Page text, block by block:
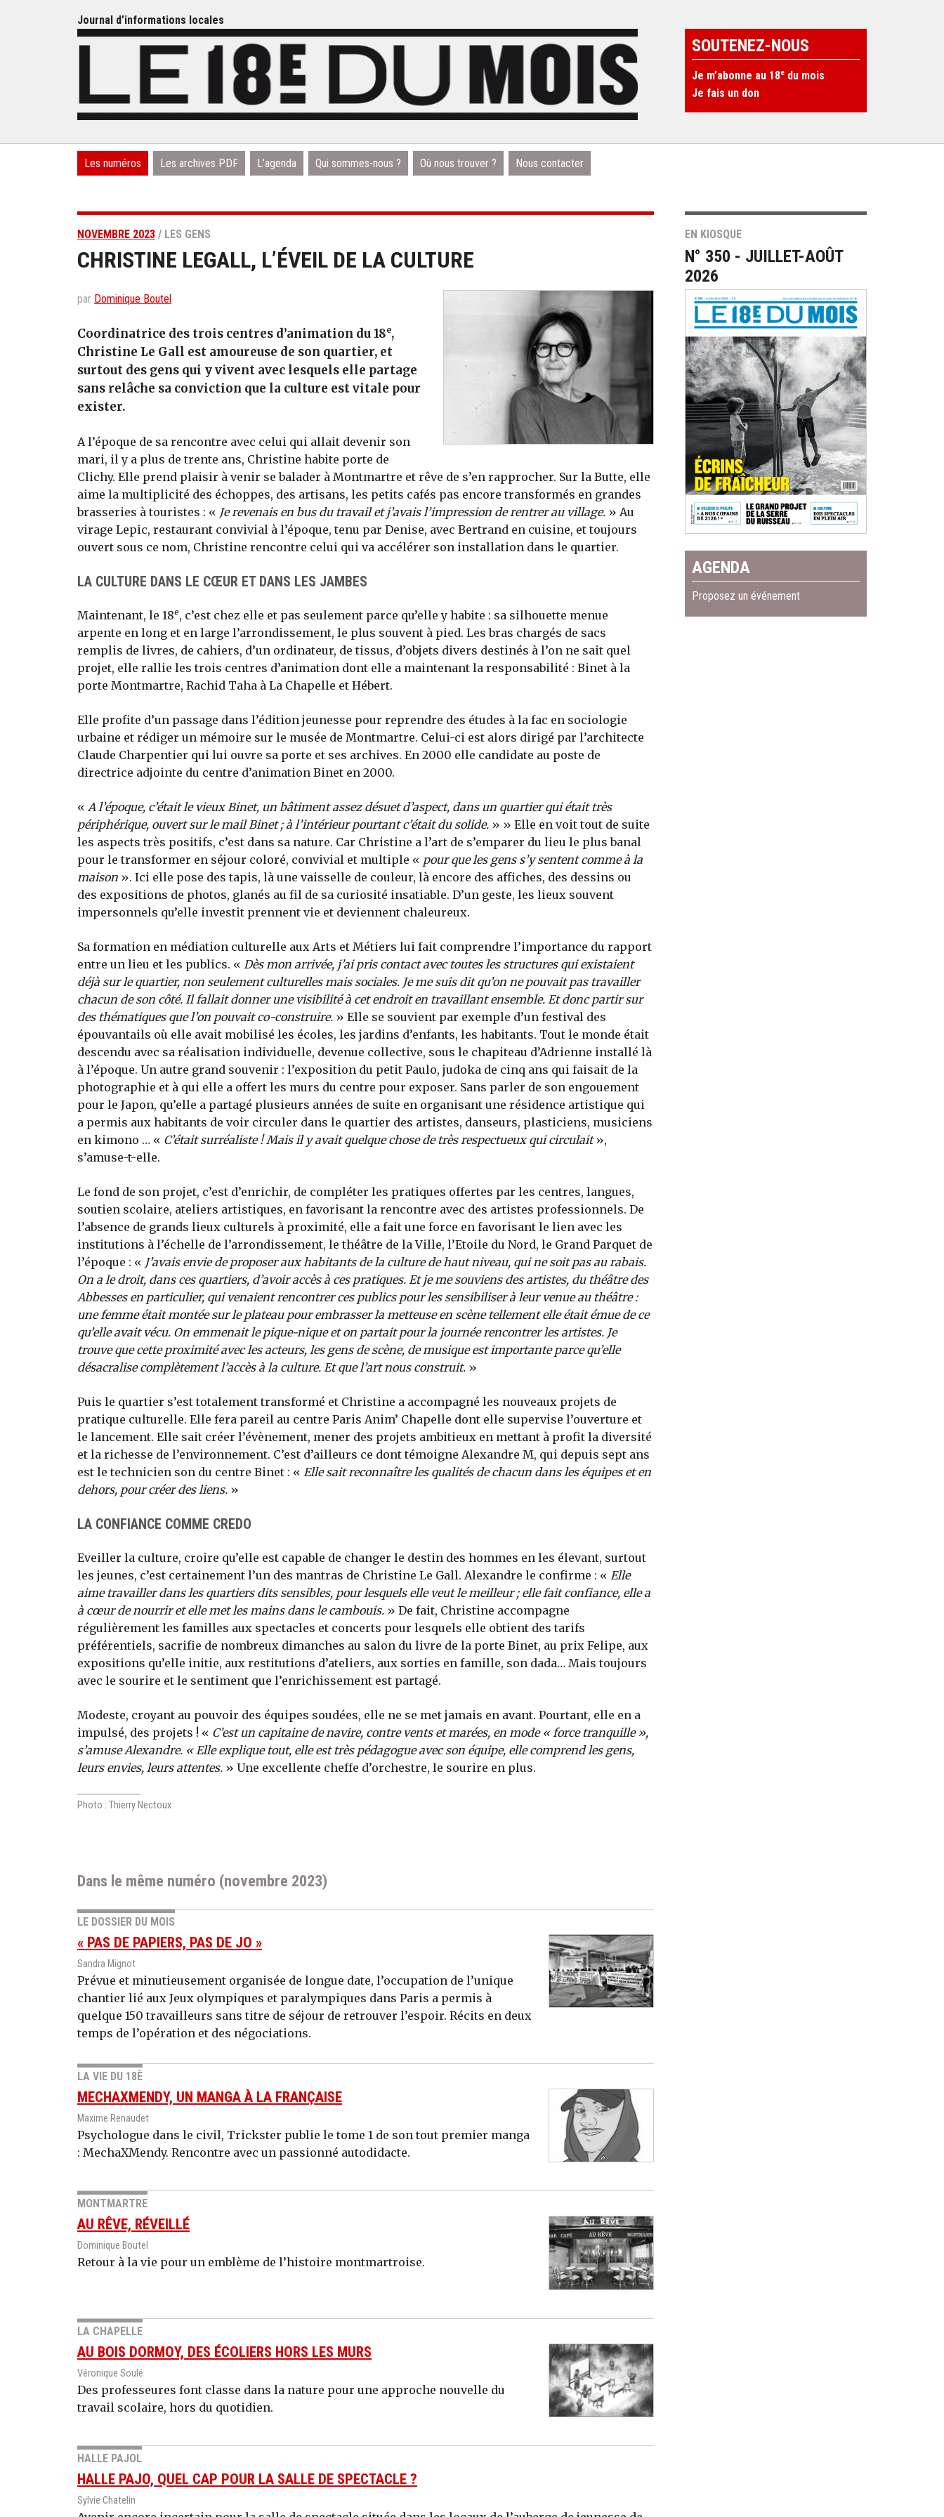
Journal d’informations locales
SOUTENEZ-NOUS
Je m’abonne au 18e du mois
Je fais un don
Les numéros Les archives PDF L’agenda Qui sommes-nous ? Où nous trouver ? Nous contacter
NOVEMBRE 2023 / LES GENS
CHRISTINE LEGALL, L’ÉVEIL DE LA CULTURE
par Dominique Boutel
Coordinatrice des trois centres d’animation du 18e,
Christine Le Gall est amoureuse de son quartier, et
surtout des gens qui y vivent avec lesquels elle partage
sans relâche sa conviction que la culture est vitale pour
exister.
A l’époque de sa rencontre avec celui qui allait devenir son
mari, il y a plus de trente ans, Christine habite porte de
Clichy. Elle prend plaisir à venir se balader à Montmartre et rêve de s’en rapprocher. Sur la Butte, elle
aime la multiplicité des échoppes, des artisans, les petits cafés pas encore transformés en grandes
brasseries à touristes : « Je revenais en bus du travail et j’avais l’impression de rentrer au village. » Au
virage Lepic, restaurant convivial à l’époque, tenu par Denise, avec Bertrand en cuisine, et toujours
ouvert sous ce nom, Christine rencontre celui qui va accélérer son installation dans le quartier.
LA CULTURE DANS LE CŒUR ET DANS LES JAMBES
Maintenant, le 18e, c’est chez elle et pas seulement parce qu’elle y habite : sa silhouette menue
arpente en long et en large l’arrondissement, le plus souvent à pied. Les bras chargés de sacs
remplis de livres, de cahiers, d’un ordinateur, de tissus, d’objets divers destinés à l’on ne sait quel
projet, elle rallie les trois centres d’animation dont elle a maintenant la responsabilité : Binet à la
porte Montmartre, Rachid Taha à La Chapelle et Hébert.
Elle profite d’un passage dans l’édition jeunesse pour reprendre des études à la fac en sociologie
urbaine et rédiger un mémoire sur le musée de Montmartre. Celui-ci est alors dirigé par l’architecte
Claude Charpentier qui lui ouvre sa porte et ses archives. En 2000 elle candidate au poste de
directrice adjointe du centre d’animation Binet en 2000.
« A l’époque, c’était le vieux Binet, un bâtiment assez désuet d’aspect, dans un quartier qui était très
périphérique, ouvert sur le mail Binet ; à l’intérieur pourtant c’était du solide. » » Elle en voit tout de suite
les aspects très positifs, c’est dans sa nature. Car Christine a l’art de s’emparer du lieu le plus banal
pour le transformer en séjour coloré, convivial et multiple « pour que les gens s’y sentent comme à la
maison ». Ici elle pose des tapis, là une vaisselle de couleur, là encore des affiches, des dessins ou
des expositions de photos, glanés au fil de sa curiosité insatiable. D’un geste, les lieux souvent
impersonnels qu’elle investit prennent vie et deviennent chaleureux.
Sa formation en médiation culturelle aux Arts et Métiers lui fait comprendre l’importance du rapport
entre un lieu et les publics. « Dès mon arrivée, j’ai pris contact avec toutes les structures qui existaient
déjà sur le quartier, non seulement culturelles mais sociales. Je me suis dit qu’on ne pouvait pas travailler
chacun de son côté. Il fallait donner une visibilité à cet endroit en travaillant ensemble. Et donc partir sur
des thématiques que l’on pouvait co-construire. » Elle se souvient par exemple d’un festival des
épouvantails où elle avait mobilisé les écoles, les jardins d’enfants, les habitants. Tout le monde était
descendu avec sa réalisation individuelle, devenue collective, sous le chapiteau d’Adrienne installé là
à l’époque. Un autre grand souvenir : l’exposition du petit Paulo, judoka de cinq ans qui faisait de la
photographie et à qui elle a offert les murs du centre pour exposer. Sans parler de son engouement
pour le Japon, qu’elle a partagé plusieurs années de suite en organisant une résidence artistique qui
a permis aux habitants de voir circuler dans le quartier des artistes, danseurs, plasticiens, musiciens
en kimono … « C’était surréaliste ! Mais il y avait quelque chose de très respectueux qui circulait»,
s’amuse-t-elle.
Le fond de son projet, c’est d’enrichir, de compléter les pratiques offertes par les centres, langues,
soutien scolaire, ateliers artistiques, en favorisant la rencontre avec des artistes professionnels. De
l’absence de grands lieux culturels à proximité, elle a fait une force en favorisant le lien avec les
institutions à l’échelle de l’arrondissement, le théâtre de la Ville, l’Etoile du Nord, le Grand Parquet de
l’époque : « J’avais envie de proposer aux habitants de la culture de haut niveau, qui ne soit pas au rabais.
On a le droit, dans ces quartiers, d’avoir accès à ces pratiques. Et je me souviens des artistes, du théâtre des
Abbesses en particulier, qui venaient rencontrer ces publics pour les sensibiliser à leur venue au théâtre :
une femme était montée sur le plateau pour embrasser la metteuse en scène tellement elle était émue de ce
qu’elle avait vécu. On emmenait le pique-nique et on partait pour la journée rencontrer les artistes. Je
trouve que cette proximité avec les acteurs, les gens de scène, de musique est importante parce qu’elle
désacralise complètement l’accès à la culture. Et que l’art nous construit. »
Puis le quartier s’est totalement transformé et Christine a accompagné les nouveaux projets de
pratique culturelle. Elle fera pareil au centre Paris Anim’ Chapelle dont elle supervise l’ouverture et
le lancement. Elle sait créer l’évènement, mener des projets ambitieux en mettant à profit la diversité
et la richesse de l’environnement. C’est d’ailleurs ce dont témoigne Alexandre M, qui depuis sept ans
est le technicien son du centre Binet : « Elle sait reconnaître les qualités de chacun dans les équipes et en
dehors, pour créer des liens. »
LA CONFIANCE COMME CREDO
Eveiller la culture, croire qu’elle est capable de changer le destin des hommes en les élevant, surtout
les jeunes, c’est certainement l’un des mantras de Christine Le Gall. Alexandre le confirme : « Elle
aime travailler dans les quartiers dits sensibles, pour lesquels elle veut le meilleur ; elle fait confiance, elle a
à cœur de nourrir et elle met les mains dans le cambouis. » De fait, Christine accompagne
régulièrement les familles aux spectacles et concerts pour lesquels elle obtient des tarifs
préférentiels, sacrifie de nombreux dimanches au salon du livre de la porte Binet, au prix Felipe, aux
expositions qu’elle initie, aux restitutions d’ateliers, aux sorties en famille, son dada… Mais toujours
avec le sourire et le sentiment que l’enrichissement est partagé.
Modeste, croyant au pouvoir des équipes soudées, elle ne se met jamais en avant. Pourtant, elle en a
impulsé, des projets ! « C’est un capitaine de navire, contre vents et marées, en mode « force tranquille »,
s’amuse Alexandre. « Elle explique tout, elle est très pédagogue avec son équipe, elle comprend les gens,
leurs envies, leurs attentes. » Une excellente cheffe d’orchestre, le sourire en plus.
Photo : Thierry Nectoux
Dans le même numéro (novembre 2023)
LE DOSSIER DU MOIS
« PAS DE PAPIERS, PAS DE JO »
Sandra Mignot
Prévue et minutieusement organisée de longue date, l’occupation de l’unique
chantier lié aux Jeux olympiques et paralympiques dans Paris a permis à
quelque 150 travailleurs sans titre de séjour de retrouver l’espoir. Récits en deux
temps de l’opération et des négociations.
LA VIE DU 18È
MECHAXMENDY, UN MANGA À LA FRANÇAISE
Maxime Renaudet
Psychologue dans le civil, Trickster publie le tome 1 de son tout premier manga
: MechaXMendy. Rencontre avec un passionné autodidacte.
MONTMARTRE
AU RÊVE, RÉVEILLÉ
Dominique Boutel
Retour à la vie pour un emblème de l’histoire montmartroise.
LA CHAPELLE
AU BOIS DORMOY, DES ÉCOLIERS HORS LES MURS
Véronique Soulé
Des professeures font classe dans la nature pour une approche nouvelle du
travail scolaire, hors du quotidien.
HALLE PAJOL
HALLE PAJO, QUEL CAP POUR LA SALLE DE SPECTACLE ?
Sylvie Chatelin
EN KIOSQUE
N° 350 - JUILLET-AOÛT
2026
AGENDA
Proposez un événement